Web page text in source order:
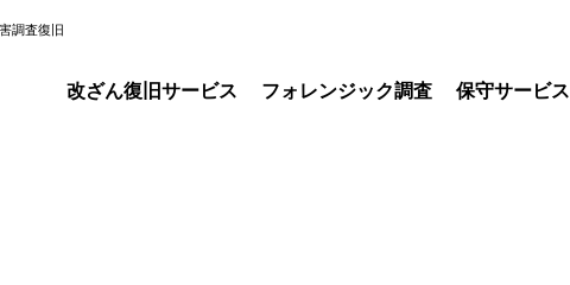
調査復旧
改ざん復旧サービス フォレンジック調査 保守サービス